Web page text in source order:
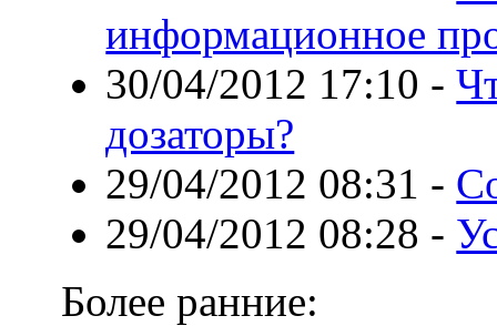
информационное
30/04/2012 17:10 -
дозаторы?
29/04/2012 08:31 -
29/04/2012 08:28 -
Более ранние: